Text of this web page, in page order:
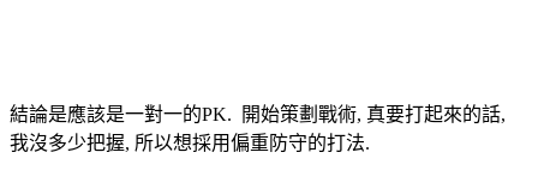
結論是應該是一對一的PK. 開始策劃戰術, 真要打起來的話,
我沒多少把握, 所以想採用偏重防守的打法.